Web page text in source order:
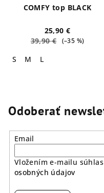
COMFY top BLACK
25,90 €
39,90 €
(–35 %)
S M L
Odoberať
Email
Vložením e-mailu
osobných údajov